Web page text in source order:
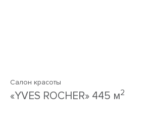
Салон красоты
«YVES ROCHER» 445 м2